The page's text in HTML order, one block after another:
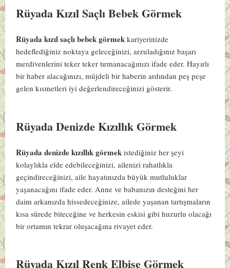
Rüyada Kızıl Saçlı Bebek Görmek
Rüyada kızıl saçlı bebek görmek kariyerinizde
hedeflediğiniz noktaya geleceğinizi, arzuladığınız başarı
merdivenlerini teker teker tırmanacağınızı ifade eder. Hayırlı
bir haber alacağınızı, müjdeli bir haberin ardından peş peşe
gelen kısmetleri iyi değerlendireceğinizi gösterir.
Rüyada Denizde Kızıllık Görmek
Rüyada denizde kızıllık görmekistediğiniz her şeyi
kolaylıkla elde edebileceğinizi, ailenizi rahatlıkla
geçindireceğinizi, aile hayatınızda büyük mutluluklar
yaşanacağını ifade eder. Anne ve babanızın desteğini her
daim arkanızda hissedeceğinize, ailede yaşanan tartışmaların
kısa sürede biteceğine ve herkesin eskisi gibi huzurlu olacağı
bir ortamın tekrar oluşacağına rivayet eder.
Rüyada Kızıl Renk Elbise Görmek